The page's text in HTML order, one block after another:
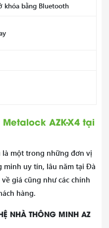
khóa bằng Bluetooth
AZK-X4 tại
là một trong những đơn vị
minh uy tín, lâu năm tại Đà
giá cũng như các chính
hàng.
NHÀ THÔNG MINH AZ